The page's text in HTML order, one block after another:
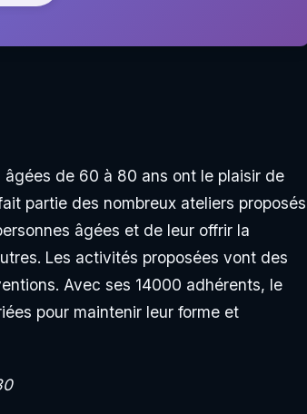
de 60 à 80 ans ont le plaisir de
partie des nombreux ateliers proposés
âgées et de leur offrir la
Les activités proposées vont des
Avec ses 14000 adhérents, le
pour maintenir leur forme et